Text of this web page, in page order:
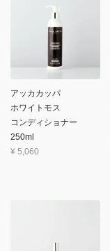
アッカカッパ
ホワイトモス
コンディショナー
250ml
¥ 5,060